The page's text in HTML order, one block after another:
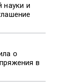
науки и
о
в